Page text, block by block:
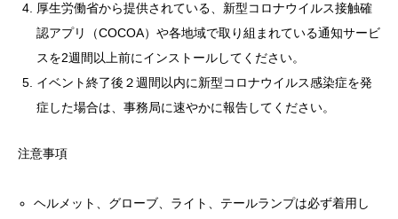
厚生労働省から提供されている、新型コロナウイルス接触確
認アプリ（COCOA）や各地域で取り組まれている通知サービ
スを2週間以上前にインストールしてください。
イベント終了後２週間以内に新型コロナウイルス感染症を発
症した場合は、事務局に速やかに報告してください。
注意事項
ヘルメット、グローブ、ライト、テールランプは必ず着用し